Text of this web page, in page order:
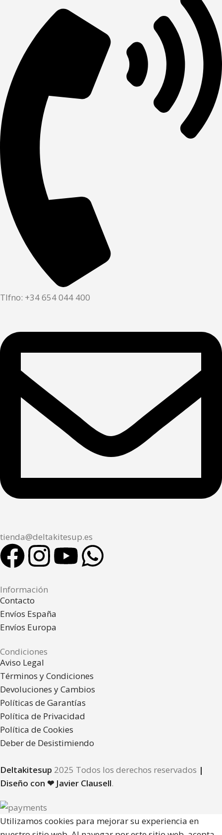
Tlfno: +34 654 044 400
tienda@deltakitesup.es
Información
Contacto
Envíos España
Envíos Europa
Condiciones
Aviso Legal
Términos y Condiciones
Devoluciones y Cambios
Políticas de Garantías
Política de Privacidad
Política de Cookies
Deber de Desistimiendo
Deltakitesup 2025 Todos los derechos reservados |
Diseño con ❤ Javier Clausell.
Utilizamos cookies para mejorar su experiencia en